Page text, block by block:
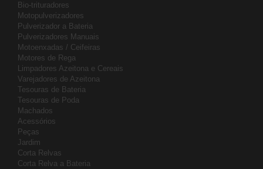
Bio-trituradores
Motopulverizadores
Pulverizador a Bateria
Pulverizadores Manuais
Motoenxadas / Ceifeiras
Motores de Rega
Limpadores Azeitona e Cereais
Varejadores de Azeitona
Tesouras de Bateria
Tesouras de Poda
Machados
Acessórios
Peças
Jardim
Corta Relvas
Corta Relva a Bateria